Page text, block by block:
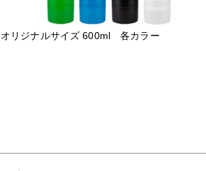
オリジナルサイズ 600ml 各カラー